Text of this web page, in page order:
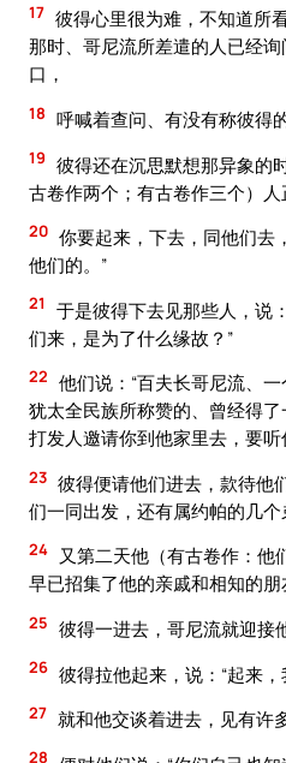
17 彼得心里很为难，不知道所
那时、哥尼流所差遣的人已经
口，
18 呼喊着查问、有没有称彼得
19 彼得还在沉思默想那异象的
古卷作两个；有古卷作三个）人
20 你要起来，下去，同他们去
他们的。”
21
于是彼得下去见那些人，说
们来，是为了什么缘故？”
22 他们说：“百夫长哥尼流、
犹太全民族所称赞的、曾经得
打发人邀请你到他家里去，要听
23 彼得便请他们进去，款待他
们一同出发，还有属约帕的几个
24
又第二天他（有古卷作：他
早已招集了他的亲戚和相知的朋
25 彼得一进去，哥尼流就迎接
26 彼得拉他起来，说：“起来，
27 就和他交谈着进去，见有许
28